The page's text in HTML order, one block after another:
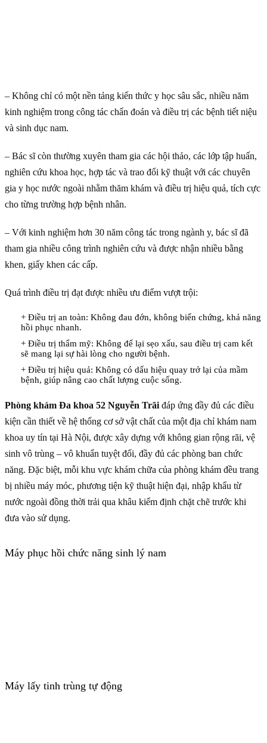
– Không chỉ có một nền tảng kiến thức y học sâu sắc, nhiều năm
kinh nghiệm trong công tác chẩn đoán và điều trị các bệnh tiết niệu
và sinh dục nam.
– Bác sĩ còn thường xuyên tham gia các hội thảo, các lớp tập huấn,
nghiên cứu khoa học, hợp tác và trao đổi kỹ thuật với các chuyên
gia y học nước ngoài nhằm thăm khám và điều trị hiệu quả, tích cực
cho từng trường hợp bệnh nhân.
– Với kinh nghiệm hơn 30 năm công tác trong ngành y, bác sĩ đã
tham gia nhiều công trình nghiên cứu và được nhận nhiều bằng
khen, giấy khen các cấp.
Quá trình điều trị đạt được nhiều ưu điểm vượt trội:
+ Điều trị an toàn: Không đau đớn, không biến chứng, khả năng
hồi phục nhanh.
+ Điều trị thẩm mỹ: Không để lại sẹo xấu, sau điều trị cam kết
sẽ mang lại sự hài lòng cho người bệnh.
+ Điều trị hiệu quả: Không có dấu hiệu quay trở lại của mầm
bệnh, giúp nâng cao chất lượng cuộc sống.
Phòng khám Đa khoa 52 Nguyễn Trãi đáp ứng đầy đủ các điều
kiện cần thiết về hệ thống cơ sở vật chất của một địa chỉ khám nam
khoa uy tín tại Hà Nội, được xây dựng với không gian rộng rãi, vệ
sinh vô trùng – vô khuẩn tuyệt đối, đầy đủ các phòng ban chức
năng. Đặc biệt, mỗi khu vực khám chữa của phòng khám đều trang
bị nhiều máy móc, phương tiện kỹ thuật hiện đại, nhập khẩu từ
nước ngoài đồng thời trải qua khâu kiểm định chặt chẽ trước khi
đưa vào sử dụng.
Máy phục hồi chức năng sinh lý nam
Máy lấy tinh trùng tự động